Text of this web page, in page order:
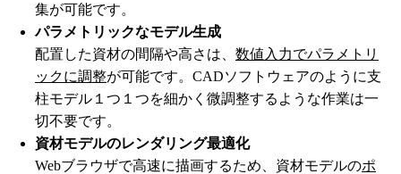
集が可能です。
パラメトリックなモデル生成
配置した資材の間隔や高さは、 数値入力でパラメトリ
ックに調整が可能です。CADソフトウェアのように支
柱モデル１つ１つを細かく微調整するような作業は一
切不要です。
資材モデルのレンダリング最適化
Webブラウザで高速に描画するため、資材モデルのポ